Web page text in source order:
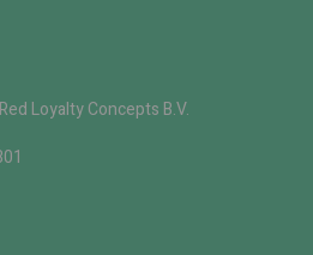
Loyalty Concepts B.V.